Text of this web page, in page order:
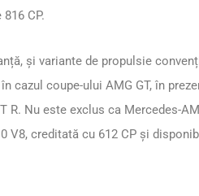
CP.
și variante de propulsie
cazul coupe-ului AMG GT, în
R. Nu este exclus ca Mercedes-
V8, creditată cu 612 CP și